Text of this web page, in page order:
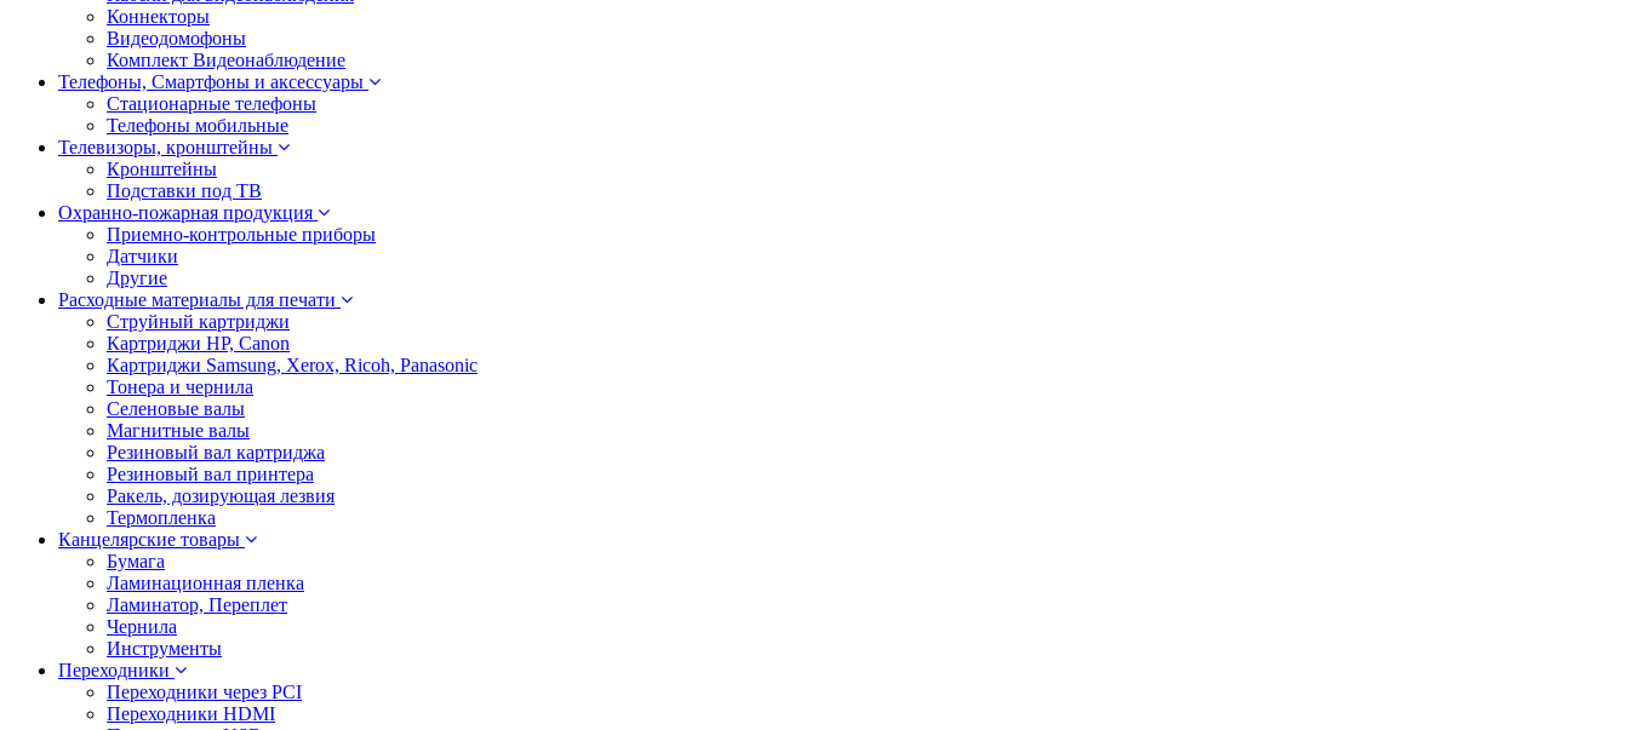
Коннекторы
Видеодомофоны
Комплект Видеонаблюдение
Телефоны, Смартфоны и аксессуары
Стационарные телефоны
Телефоны мобильные
Телевизоры, кронштейны
Кронштейны
Подставки под ТВ
Охранно-пожарная продукция
Приемно-контрольные приборы
Датчики
Другие
Расходные материалы для печати
Струйный картриджи
Картриджи HP, Canon
Картриджи Samsung, Xerox, Ricoh, Panasonic
Тонера и чернила
Селеновые валы
Магнитные валы
Резиновый вал картриджа
Резиновый вал принтера
Ракель, дозирующая лезвия
Термопленка
Канцелярские товары
Бумага
Ламинационная пленка
Ламинатор, Переплет
Чернила
Инструменты
Переходники
Переходники через PCI
Переходники HDMI